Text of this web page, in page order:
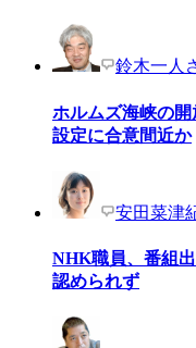
鈴木一人
ホルムズ海峡の開
設定に合意間近か
安田菜津
NHK職員、番組
認められず